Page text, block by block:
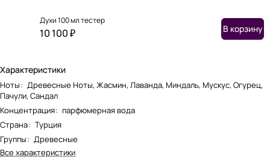
Духи 100 мл тестер
10 100 ₽ В корзину
Характеристики
Ноты: Древесные Ноты, Жасмин, Лаванда, Миндаль, Мускус, Огурец,
Пачули, Сандал
Концентрация: парфюмерная вода
Страна: Турция
Группы: Древесные
Все характеристики